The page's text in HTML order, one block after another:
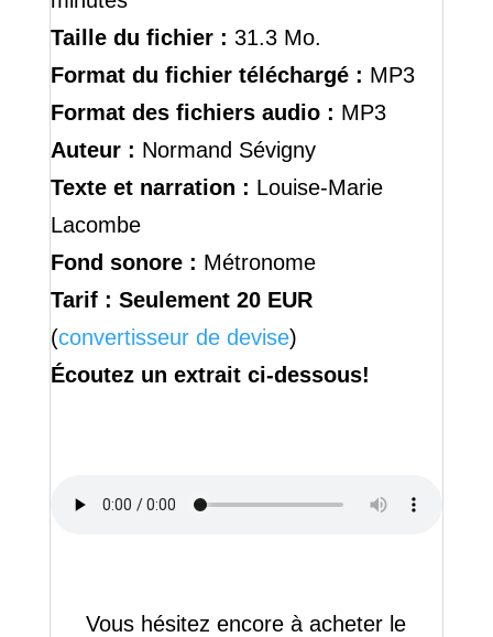
Taille du fichier : 31.3 Mo.
Format du fichier téléchargé : MP3
Format des fichiers audio : MP3
Auteur : Normand Sévigny
Texte et narration : Louise-Marie
Lacombe
Fond sonore : Métronome
Tarif : Seulement 20 EUR
(convertisseur de devise)
Écoutez un extrait ci-dessous!
Vous hésitez encore à acheter le